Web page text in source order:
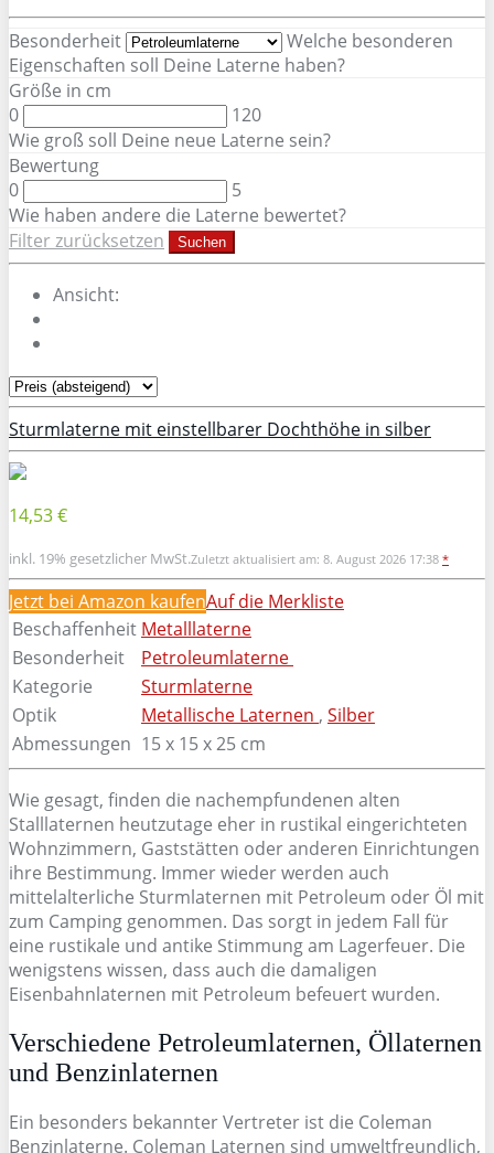
Besonderheit
Welche besonderen
Eigenschaften soll Deine Laterne haben?
Größe in cm
0
120
Wie groß soll Deine neue Laterne sein?
Bewertung
0
5
Wie haben andere die Laterne bewertet?
Filter zurücksetzen
Suchen
Ansicht:
Sturmlaterne mit einstellbarer Dochthöhe in silber
14,53 €
inkl. 19% gesetzlicher MwSt.Zuletzt aktualisiert am: 8. August 2026 17:38 *
Jetzt bei Amazon kaufenAuf die Merkliste
Beschaffenheit Metalllaterne
Besonderheit
Petroleumlaterne
Kategorie
Sturmlaterne
Optik
Metallische Laternen , Silber
Abmessungen 15 x 15 x 25 cm
Wie gesagt, finden die nachempfundenen alten
Stalllaternen heutzutage eher in rustikal eingerichteten
Wohnzimmern, Gaststätten oder anderen Einrichtungen
ihre Bestimmung. Immer wieder werden auch
mittelalterliche Sturmlaternen mit Petroleum oder Öl mit
zum Camping genommen. Das sorgt in jedem Fall für
eine rustikale und antike Stimmung am Lagerfeuer. Die
wenigstens wissen, dass auch die damaligen
Eisenbahnlaternen mit Petroleum befeuert wurden.
Verschiedene Petroleumlaternen, Öllaternen
und Benzinlaternen
Ein besonders bekannter Vertreter ist die Coleman
Benzinlaterne. Coleman Laternen sind umweltfreundlich,